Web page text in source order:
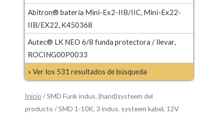
Abitron® batería Mini-Ex2-IIB/IIC, Mini-Ex22-
IIB/EX22, K450368
Autec® LK NEO 6/8 funda protectora / llevar,
ROCING00P0033
» Ver los 531 resultados de búsqueda
Inicio / SMD Funk indus. (hand)systeem del
producto / SMD 1-10K, 3 indus. systeem kabel, 12V